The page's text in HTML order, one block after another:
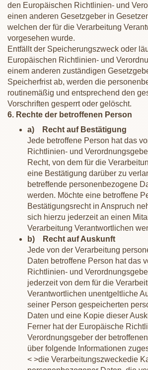
den Europäischen Richtlinien- und
einen anderen Gesetzgeber in
welchen der für die Verarbeitung
vorgesehen wurde.
Entfällt der Speicherungszweck oder
Europäischen Richtlinien- und
einem anderen zuständigen
Speicherfrist ab, werden die
routinemäßig und entsprechend den
Vorschriften gesperrt oder gelöscht.
6. Rechte der betroffenen Person
a) Recht auf Bestätigung
Jede betroffene Person hat das
Richtlinien- und
Recht, von dem für die
eine Bestätigung darüber zu
betreffende personenbezogene
werden. Möchte eine betroffene
Bestätigungsrecht in Anspruch
sich hierzu jederzeit an einen
Verarbeitung Verantwortlichen
b) Recht auf Auskunft
Jede von der Verarbeitung
Daten betroffene Person hat das
Richtlinien- und
jederzeit von dem für die
Verantwortlichen unentgeltliche
seiner Person gespeicherten
Daten und eine Kopie dieser
Ferner hat der Europäische
Verordnungsgeber der
über folgende Informationen
< >die Verarbeitungszweckedie